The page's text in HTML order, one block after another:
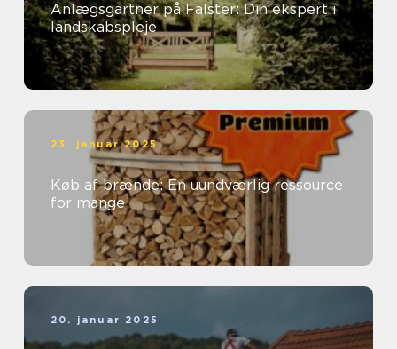
Anlægsgartner på Falster: Din ekspert i
landskabspleje
23. januar 2025
Køb af brænde: En uundværlig ressource
for mange
20. januar 2025